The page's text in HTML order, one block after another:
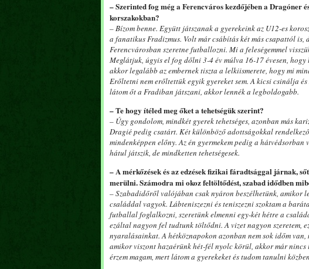
– Szerinted fog még a Ferencváros kezdőjében a Dragóner
korszakokban?
– Bízom benne. Együtt játszanak a gyerekeink az U12-es
a fanatikus Fradizmus. Volt már csábítás két más csapattól is,
Ferencvárosban szeretne futballozni. Mi a feleségemmel
Meglátjuk, úgyis el fog dőlni 3-4 év múlva 16-17 évesen,
akkor legalább az embernek tiszta a lelkiismerete, hogy mi
Erőltetni nem erőltettük egyik gyereket sem. A kicsi csinálja
látom őt a Fradiban játszani, akkor lennék a legboldogabb.
– Te hogy ítéled meg őket a tehetségük szerint?
– Úgy gondolom, mindkét gyerek tehetséges, azonban más
Dragié pedig csatárt. Két különböző adottságokkal
mindenképpen előny. Az én gyermekem pedig a
hátul játszik, de mindketten tehetségesek.
– A mérkőzések és az edzések fizikai fáradtsággal járnak,
merülni. Számodra mi okoz feltöltődést, szabad idődben
– Szabadidőről valójában csak nyáron beszélhetünk, amikor
családdal vagyok. Lábteniszezni és teniszezni szoktam a
futballal foglalkozni, szeretünk elmenni egy-két hétre a
ezáltal nagyon fel tudtunk töltődni. A vizet nagyon szeretem,
nyaralásainkat. A hétköznapokon azonban nem sok időm van,
amikor viszont hazaérünk hét-fél nyolc körül, akkor már
érzem magam, mert látom a gyerekeket és tudom tanulni